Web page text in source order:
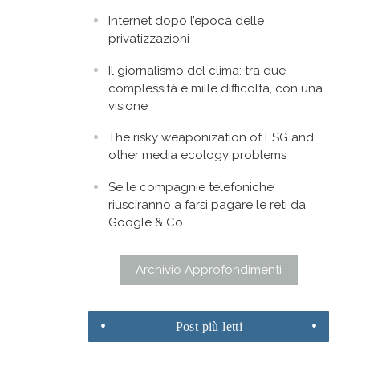
Internet dopo l’epoca delle
privatizzazioni
Il giornalismo del clima: tra due
complessità e mille difficoltà, con una
visione
The risky weaponization of ESG and
other media ecology problems
Se le compagnie telefoniche
riusciranno a farsi pagare le reti da
Google & Co.
Archivio Approfondimenti
Post più letti